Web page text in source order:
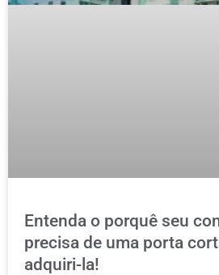
Entenda o porquê seu
precisa de uma porta
adquiri-la!